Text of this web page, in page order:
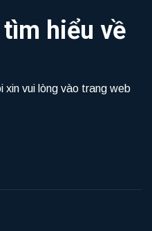
hiểu về
xin vui lòng vào trang web